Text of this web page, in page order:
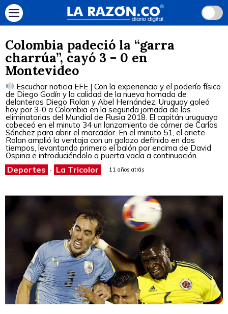
Colombia padeció la “garra
charrúa”, cayó 3 – 0 en
Montevideo
Escuchar noticia EFE | Con la experiencia y el poderío físico
de Diego Godín y la calidad de la nueva hornada de
delanteros Diego Rolan y Abel Hernández, Uruguay goleó
hoy por 3-0 a Colombia en la segunda jornada de las
eliminatorias del Mundial de Rusia 2018. El capitán uruguayo
cabeceó en el minuto 34 un lanzamiento de córner de Carlos
Sánchez para abrir el marcador. En el minuto 51, el ariete
Rolan amplió la ventaja con un golazo definido en dos
tiempos, levantando primero el balón por encima de David
Ospina e introduciéndolo a puerta vacía a continuación.
Deportes · La Tricolor 11 años atrás